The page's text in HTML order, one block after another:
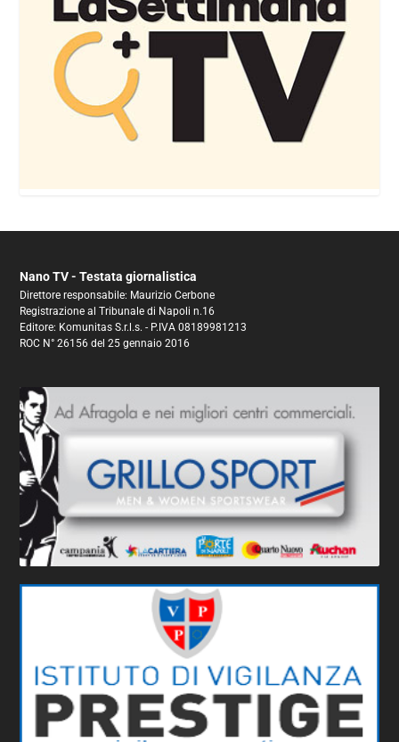
Nano TV - Testata giornalistica
Direttore responsabile: Maurizio Cerbone
Registrazione al Tribunale di Napoli n.16
Editore: Komunitas S.r.l.s. - P.IVA 08189981213
ROC N° 26156 del 25 gennaio 2016